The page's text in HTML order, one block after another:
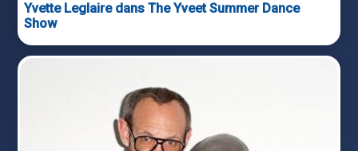
Yvette Leglaire dans The Yveet Summer Dance
Show